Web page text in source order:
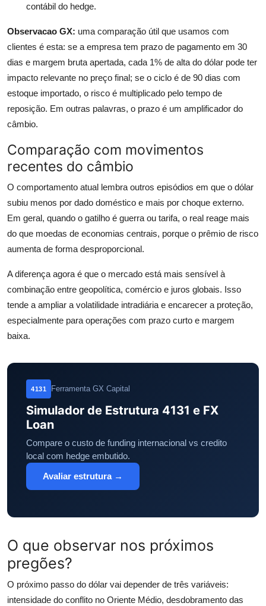
contábil do hedge.
Observacao GX: uma comparação útil que usamos com
clientes é esta: se a empresa tem prazo de pagamento em 30
dias e margem bruta apertada, cada 1% de alta do dólar pode ter
impacto relevante no preço final; se o ciclo é de 90 dias com
estoque importado, o risco é multiplicado pelo tempo de
reposição. Em outras palavras, o prazo é um amplificador do
câmbio.
Comparação com movimentos
recentes do câmbio
O comportamento atual lembra outros episódios em que o dólar
subiu menos por dado doméstico e mais por choque externo.
Em geral, quando o gatilho é guerra ou tarifa, o real reage mais
do que moedas de economias centrais, porque o prêmio de risco
aumenta de forma desproporcional.
A diferença agora é que o mercado está mais sensível à
combinação entre geopolítica, comércio e juros globais. Isso
tende a ampliar a volatilidade intradiária e encarecer a proteção,
especialmente para operações com prazo curto e margem
baixa.
4131 Ferramenta GX Capital
Simulador de Estrutura 4131 e FX
Loan
Compare o custo de funding internacional vs credito
local com hedge embutido.
Avaliar estrutura →
O que observar nos próximos
pregões?
O próximo passo do dólar vai depender de três variáveis:
intensidade do conflito no Oriente Médio, desdobramento das